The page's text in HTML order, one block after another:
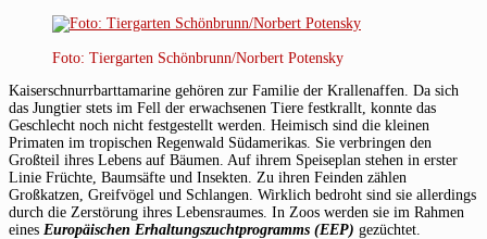
Foto: Tiergarten Schönbrunn/Norbert Potensky
Kaiserschnurrbarttamarine gehören zur Familie der Krallenaffen. Da sich
das Jungtier stets im Fell der erwachsenen Tiere festkrallt, konnte das
Geschlecht noch nicht festgestellt werden. Heimisch sind die kleinen
Primaten im tropischen Regenwald Südamerikas. Sie verbringen den
Großteil ihres Lebens auf Bäumen. Auf ihrem Speiseplan stehen in erster
Linie Früchte, Baumsäfte und Insekten. Zu ihren Feinden zählen
Großkatzen, Greifvögel und Schlangen. Wirklich bedroht sind sie allerdings
durch die Zerstörung ihres Lebensraumes. In Zoos werden sie im Rahmen
eines Europäischen Erhaltungszuchtprogramms (EEP) gezüchtet.